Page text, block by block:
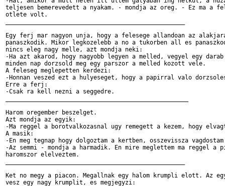
teljesen bemerevedett a nyakam. - mondja az oreg. - Ez ma a
otlete volt.
Egy ferj mar nagyon unja, hogy a felesege allandoan az
panaszkodik. Mikor legkozelebb a no a tukorben all es
nincs eleg nagy melle, azt mondja neki:
-Ha azt akarod, hogy nagyobb legyen a melled, vegyel egy
minden nap dorzsold meg egy parszor a melled kozott vele.
A feleseg meglepetten kerdezi:
-Honnan veszed ezt a hulyeseget, hogy a papirral valo
Erre a ferj:
-Csak ra kell nezni a seggedre.
Harom oregember beszelget.
Azt mondja az egyik:
-Ma reggel a borotvalkozasnal ugy remegett a kezem, hogy
A masik:
-En meg tegnap hogy dolgoztam a kertben, osszevissza
-Az semmi - mondja a harmadik. En mire meglettem ma reggel a
haromszor elelveztem.
Ket no megy a piacon. Megallnak egy halom krumpli elott. Az
vesz egy nagy krumplit, es megjegyzi: